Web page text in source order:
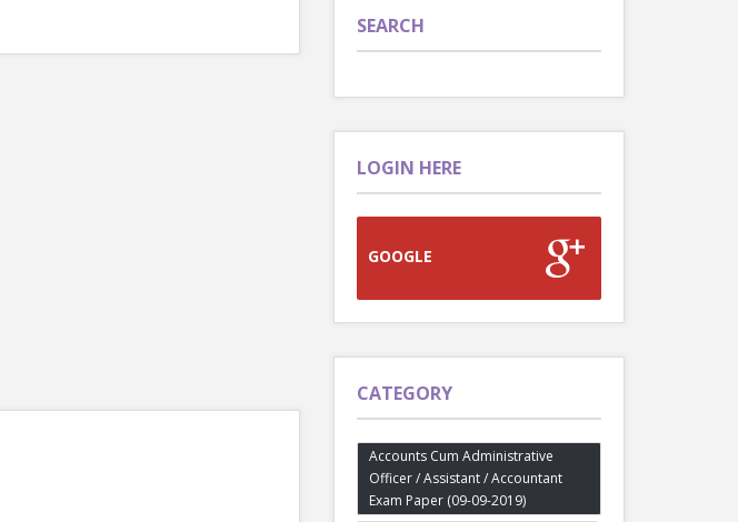
SEARCH
LOGIN HERE
GOOGLE
CATEGORY
Accounts Cum Administrative
Officer / Assistant / Accountant
Exam Paper (09-09-2019)